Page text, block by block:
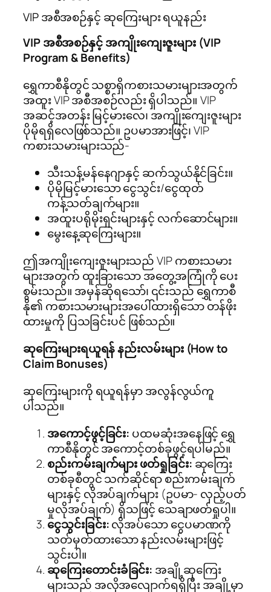
VIP အစီအစဉ်နှင့် ဆုကြေးများ ရယူနည်း
VIP အစီအစဉ်နှင့် အကျိုးကျေးဇူးများ (VIP
Program & Benefits)
ရွှေကာစီနိုတွင် သစ္စာရှိကစားသမားများအတွက်
အထူး VIP အစီအစဉ်လည်း ရှိပါသည်။ VIP
အဆင့်အတန်း မြင့်မားလေ၊ အကျိုးကျေးဇူးများ
ပိုမိုရရှိလေဖြစ်သည်။ ဥပမာအားဖြင့်၊ VIP
ကစားသမားများသည်-
သီးသန့်မန်နေဂျာနှင့် ဆက်သွယ်နိုင်ခြင်း။
ပိုမိုမြင့်မားသော ငွေသွင်း/ငွေထုတ်
ကန့်သတ်ချက်များ။
အထူးပရိုမိုးရှင်းများနှင့် လက်ဆောင်များ။
မွေးနေ့ဆုကြေးများ။
ဤအကျိုးကျေးဇူးများသည် VIP ကစားသမား
များအတွက် ထူးခြားသော အတွေ့အကြုံကို ပေး
စွမ်းသည်။ အမှန်ဆိုရသော်၊ ၎င်းသည် ရွှေကာစီ
နို၏ ကစားသမားများအပေါ်ထားရှိသော တန်ဖိုး
ထားမှုကို ပြသခြင်းပင် ဖြစ်သည်။
ဆုကြေးများရယူရန် နည်းလမ်းများ (How to
Claim Bonuses)
ဆုကြေးများကို ရယူရန်မှာ အလွန်လွယ်ကူ
ပါသည်။
အကောင့်ဖွင့်ခြင်း: ပထမဆုံးအနေဖြင့် ရွှေ
ကာစီနိုတွင် အကောင့်တစ်ခုဖွင့်ရပါမည်။
စည်းကမ်းချက်များ ဖတ်ရှုခြင်း: ဆုကြေး
တစ်ခုစီတွင် သက်ဆိုင်ရာ စည်းကမ်းချက်
များနှင့် လိုအပ်ချက်များ (ဥပမာ- လှည့်ပတ်
မှုလိုအပ်ချက်) ရှိသဖြင့် သေချာဖတ်ရှုပါ။
ငွေသွင်းခြင်း:လိုအပ်သော ငွေပမာဏကို
သတ်မှတ်ထားသော နည်းလမ်းများဖြင့်
သွင်းပါ။
ဆုကြေးတောင်းခံခြင်း: အချို့ဆုကြေး
များသည် အလိုအလျောက်ရရှိပြီး အချို့မှာ